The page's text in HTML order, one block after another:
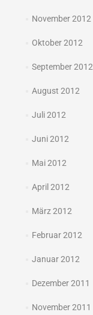
November 2012
Oktober 2012
September 2012
August 2012
Juli 2012
Juni 2012
Mai 2012
April 2012
März 2012
Februar 2012
Januar 2012
Dezember 2011
November 2011